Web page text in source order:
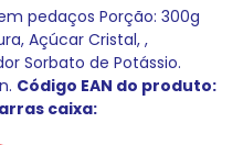
pedaços Porção: 300g
Açúcar Cristal, ,
Sorbato de Potássio.
Código EAN do produto:
caixa: